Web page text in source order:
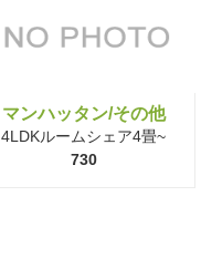
マンハッタン/その他
4LDKルームシェア4畳~
730